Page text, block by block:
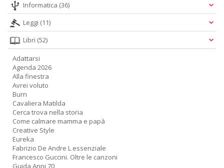
Informatica (36)
Leggi (11)
Libri (52)
Adattarsi
Agenda 2026
Alla finestra
Avrei voluto
Burn
Cavaliera Matilda
Cerca trova nella storia
Come calmare mamma e papà
Creative Style
Eureka
Fabrizio De Andre L essenziale
Francesco Guccini. Oltre le canzoni
Guida Anni 70